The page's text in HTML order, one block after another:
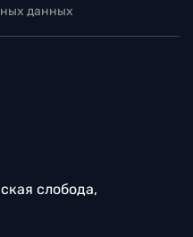
данных
слобода,